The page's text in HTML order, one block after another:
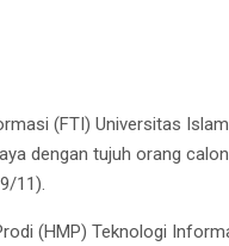
(FTI) Universitas
dengan tujuh orang
11).
(HMP) Teknologi